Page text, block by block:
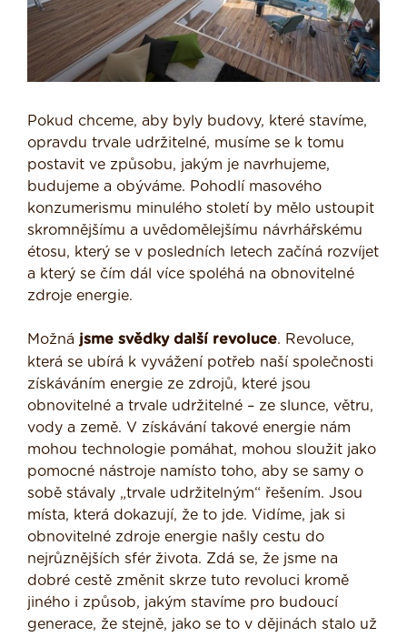
Pokud chceme, aby byly budovy, které stavíme,
opravdu trvale udržitelné, musíme se k tomu
postavit ve způsobu, jakým je navrhujeme,
budujeme a obýváme. Pohodlí masového
konzumerismu minulého století by mělo ustoupit
skromnějšímu a uvědomělejšímu návrhářskému
étosu, který se v posledních letech začíná rozvíjet
a který se čím dál více spoléhá na obnovitelné
zdroje energie.
Možná jsme svědky další revoluce. Revoluce,
která se ubírá k vyvážení potřeb naší společnosti
získáváním energie ze zdrojů, které jsou
obnovitelné a trvale udržitelné – ze slunce, větru,
vody a země. V získávání takové energie nám
mohou technologie pomáhat, mohou sloužit jako
pomocné nástroje namísto toho, aby se samy o
sobě stávaly „trvale udržitelným“ řešením. Jsou
místa, která dokazují, že to jde. Vidíme, jak si
obnovitelné zdroje energie našly cestu do
nejrůznějších sfér života. Zdá se, že jsme na
dobré cestě změnit skrze tuto revoluci kromě
jiného i způsob, jakým stavíme pro budoucí
generace, že stejně, jako se to v dějinách stalo už